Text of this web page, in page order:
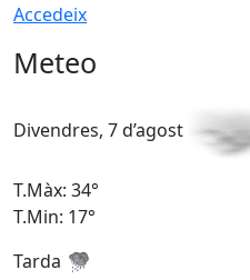
Accedeix
Meteo
Divendres, 7 d’agost
T.Màx: 34°
T.Min: 17°
Tarda